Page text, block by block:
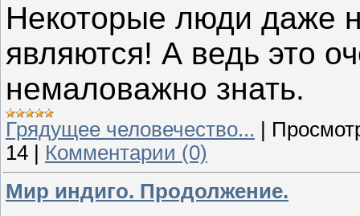
Некоторые люди даже
являются! А ведь это
немаловажно знать.
Грядущее человечество...
14
Комментарии (0)
Мир индиго. Продолжение.